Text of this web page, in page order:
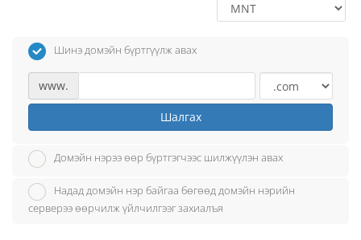
Шинэ домэйн бүртгүүлж авах
www.
Шалгах
Домэйн нэрээ өөр бүртгэгчээс шилжүүлэн авах
Надад домэйн нэр байгаа бөгөөд домэйн нэрийн
серверээ өөрчилж үйлчилгээг захиалъя